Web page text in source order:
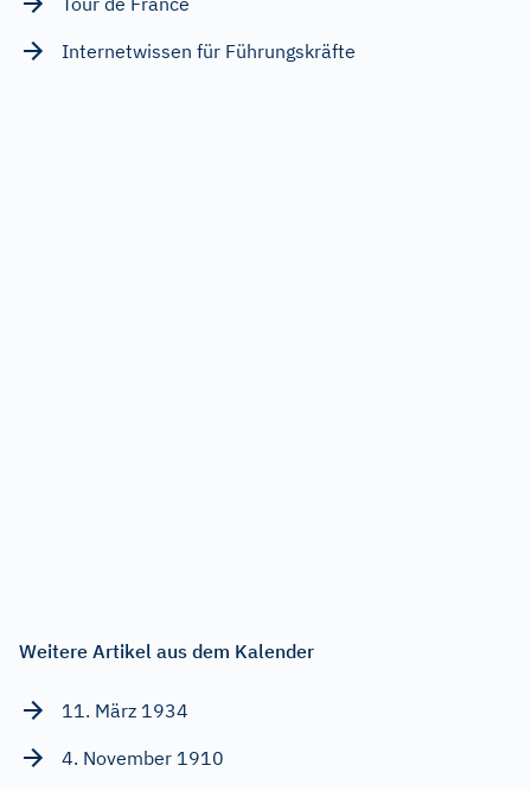
Internetwissen für Führungskräfte
Weitere Artikel aus dem Kalender
11. März 1934
4. November 1910